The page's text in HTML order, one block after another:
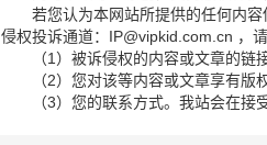
若您认为本网站所提供的任何内
侵权投诉通道：IP@vipkid.com.cn ，
（1）被诉侵权的内容或文章的链接
（2）您对该等内容或文章享有版
（3）您的联系方式。我站会在接